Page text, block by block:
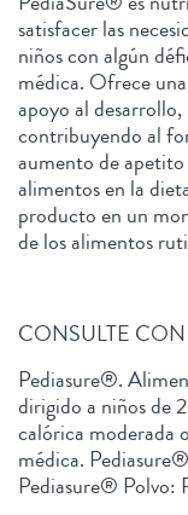
satisfacer las
niños con algún
médica. Ofrece
apoyo al
contribuyendo al
aumento de
alimentos en la
producto en un
de los alimentos
CONSULTE
Pediasure®.
dirigido a niños de
calórica moderada
médica.
Pediasure®